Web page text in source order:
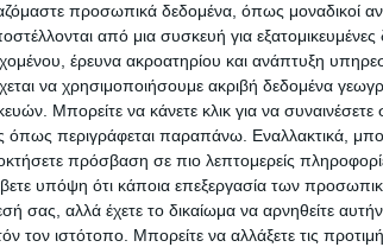
προσωπικά δεδομένα, όπως μοναδικοί
από μια συσκευή για εξατομικευμένες
έρευνα ακροατηρίου και ανάπτυξη
να χρησιμοποιήσουμε ακριβή δεδομένα
Μπορείτε να κάνετε κλικ για να συναινέσετε
περιγράφεται παραπάνω. Εναλλακτικά,
πρόσβαση σε πιο λεπτομερείς
υπόψη ότι κάποια επεξεργασία των
σας, αλλά έχετε το δικαίωμα να αρνηθείτε
τον ιστότοπο. Μπορείτε να αλλάξετε τις
ως συνεργάτες με αξία, ρόλο και
σταθερή επένδυση,
ανάπτυξης.